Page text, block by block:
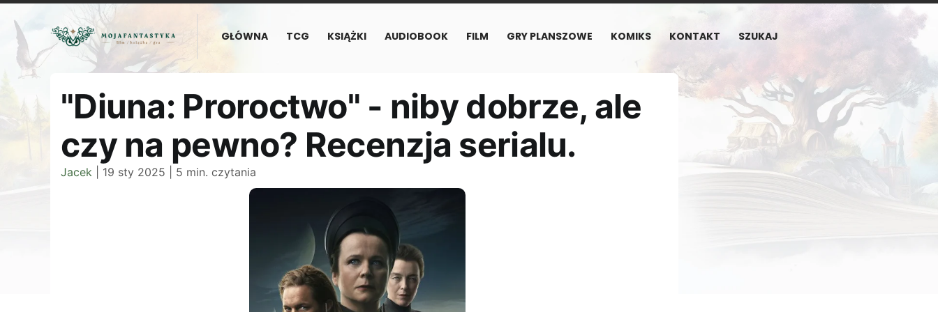
GŁÓWNA TCG KSIĄŻKI AUDIOBOOK FILM GRY PLANSZOWE KOMIKS KONTAKT SZUKAJ
"Diuna: Proroctwo" - niby dobrze, ale
czy na pewno? Recenzja serialu.
Jacek 19 sty 2025 5 min. czytania